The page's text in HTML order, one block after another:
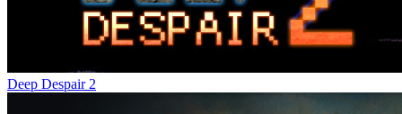
Deep Despair 2